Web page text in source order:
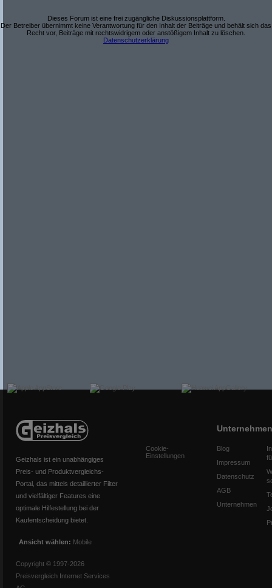
Dieses Forum ist eine frei zugängliche Diskussionsplattform.
Der Betreiber übernimmt keine Verantwortung für den Inhalt der Beiträge und behält sich das
Recht vor, Beiträge mit rechtswidrigem oder anstößigem Inhalt zu löschen.
Datenschutzerklärung
Geizhals ist ein unabhängiges
Preis- und Produktvergleichs-
Portal, das mittels detaillierter Filter
und vielfältiger Features eine
optimale Hilfestellung bei der
Kaufentscheidung bietet.
Ansicht wählen: Mobile
Copyright © 1997-2026
Preisvergleich Internet Services
Cookie-
Einstellungen
Unternehmen
Blog
Impressum
Datenschutz
AGB
Unternehmen